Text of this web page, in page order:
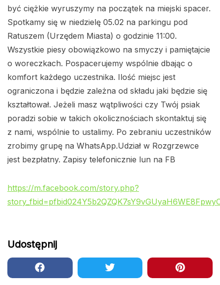
być ciężkie wyruszymy na początek na miejski spacer.
Spotkamy się w niedzielę 05.02 na parkingu pod
Ratuszem (Urzędem Miasta) o godzinie 11:00.
Wszystkie piesy obowiązkowo na smyczy i pamiętajcie
o woreczkach. Pospacerujemy wspólnie dbając o
komfort każdego uczestnika. Ilość miejsc jest
ograniczona i będzie zależna od składu jaki będzie się
kształtował. Jeżeli masz wątpliwości czy Twój psiak
poradzi sobie w takich okolicznościach skontaktuj się
z nami, wspólnie to ustalimy. Po zebraniu uczestników
zrobimy grupę na WhatsApp.Udział w Rozgrzewce
jest bezpłatny. Zapisy telefonicznie lun na FB
https://m.facebook.com/story.php?
Udostępnij